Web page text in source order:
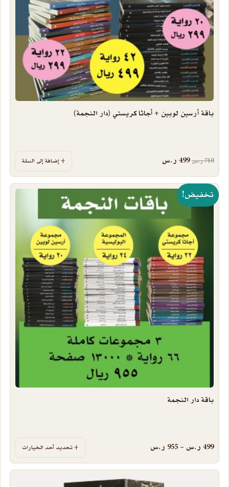
باقة أرسين لوبين + أجاثا كريستي (دار النجمة)
710ر.سالسعر الأصلي هو: 710 ر.س.
499 ر.سالسعر الحالي هو: 499 ر.س. إضافة إلى السلة
تخفيض!
باقة دار النجمة
499 ر.س –
955 ر.سنطاق السعر: من ⁦499 ر.س⁩ خلال ⁦955 ر.س⁩ تحديد أحد الخيارات
هناك العديد من الأشكال المختلفة لهذا المنتج. يمكن اختيار
هناك العديد من الأشكال المختلفة لهذا المنتج. يمكن اختيار